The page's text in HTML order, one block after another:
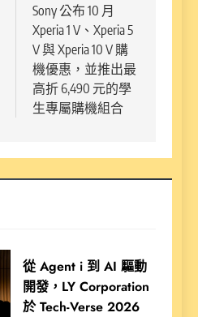
Sony 公布 10 月
Xperia 1 V、Xperia 5
V 與 Xperia 10 V 購
機優惠，並推出最
高折 6,490 元的學
生專屬購機組合
從 Agent i 到 AI 驅動
開發，LY Corporation
於 Tech-Verse 2026